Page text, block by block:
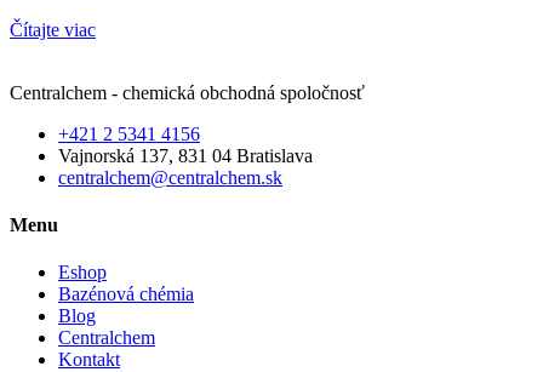
Čítajte viac
Centralchem - chemická obchodná spoločnosť
+421 2 5341 4156
Vajnorská 137, 831 04 Bratislava
centralchem@centralchem.sk
Menu
Eshop
Bazénová chémia
Blog
Centralchem
Kontakt